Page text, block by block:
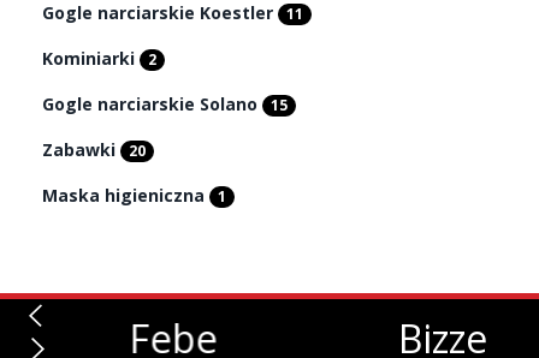
Gogle narciarskie Koestler 11
Kominiarki 2
Gogle narciarskie Solano 15
Zabawki 20
Maska higieniczna 1
Febe Bizze